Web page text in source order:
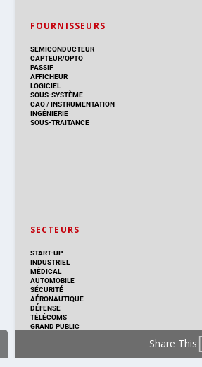
FOURNISSEURS
SEMICONDUCTEUR
CAPTEUR/OPTO
PASSIF
AFFICHEUR
LOGICIEL
SOUS-SYSTÈME
CAO/INSTRUMENTATION
INGÉNIERIE
SOUS-TRAITANCE
SECTEURS
START-UP
INDUSTRIEL
MÉDICAL
AUTOMOBILE
SÉCURITÉ
AÉRONAUTIQUE
DÉFENSE
TÉLÉCOMS
GRAND PUBLIC
Share This